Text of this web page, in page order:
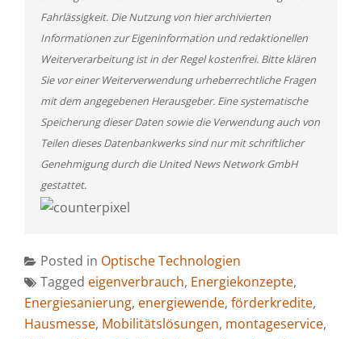
Fahrlässigkeit. Die Nutzung von hier archivierten
Informationen zur Eigeninformation und redaktionellen
Weiterverarbeitung ist in der Regel kostenfrei. Bitte klären
Sie vor einer Weiterverwendung urheberrechtliche Fragen
mit dem angegebenen Herausgeber. Eine systematische
Speicherung dieser Daten sowie die Verwendung auch von
Teilen dieses Datenbankwerks sind nur mit schriftlicher
Genehmigung durch die United News Network GmbH
gestattet.
Posted in Optische Technologien
Tagged eigenverbrauch, Energiekonzepte,
Energiesanierung, energiewende, förderkredite,
Hausmesse, Mobilitätslösungen, montageservice,